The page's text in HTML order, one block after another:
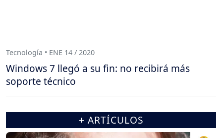
Tecnología • ENE 14 / 2020
Windows 7 llegó a su fin: no recibirá más
soporte técnico
+ ARTÍCULOS